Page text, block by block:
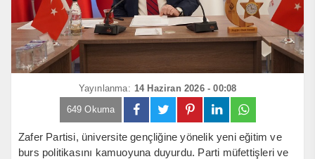
Yayınlanma: 14 Haziran 2026 - 00:08
649 Okuma
Zafer Partisi, üniversite gençliğine yönelik yeni eğitim ve
burs politikasını kamuoyuna duyurdu. Parti müfettişleri ve